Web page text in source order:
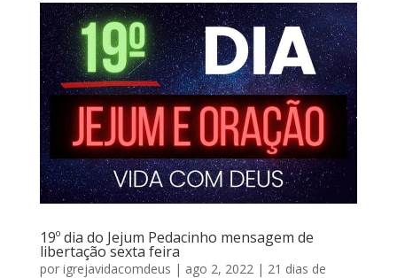
19º dia do Jejum Pedacinho mensagem de
libertação sexta feira
por igrejavidacomdeus | ago 2, 2022| 21 dias de